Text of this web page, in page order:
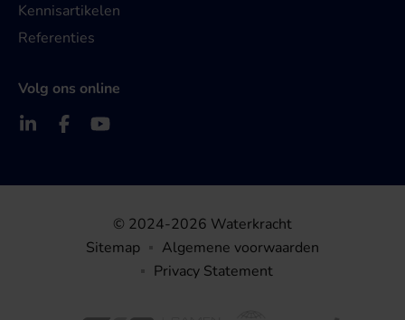
Kennisartikelen
Referenties
Volg ons online
© 2024-2026 Waterkracht
Sitemap
Algemene voorwaarden
Privacy Statement